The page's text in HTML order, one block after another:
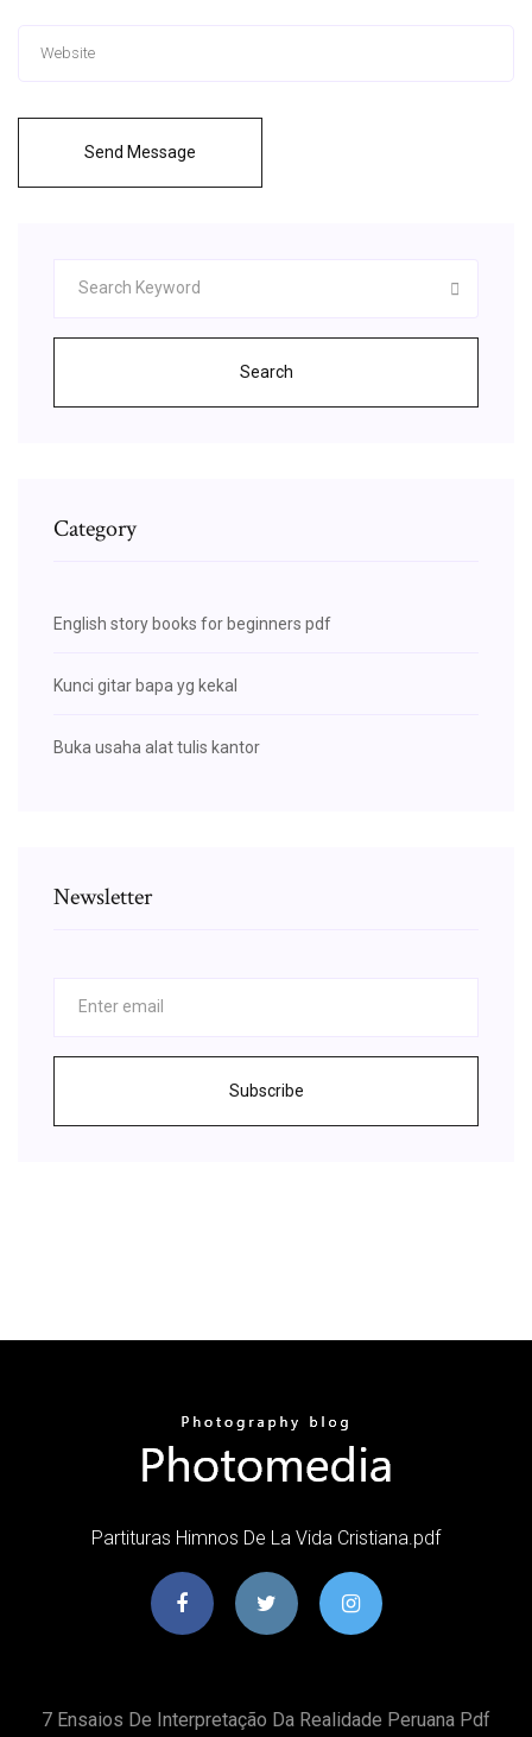
Send Message
Search
Category
English story books for beginners pdf
Kunci gitar bapa yg kekal
Buka usaha alat tulis kantor
Newsletter
Subscribe
Partituras Himnos De La Vida Cristiana.pdf
7 Ensaios De Interpretação Da Realidade Peruana Pdf